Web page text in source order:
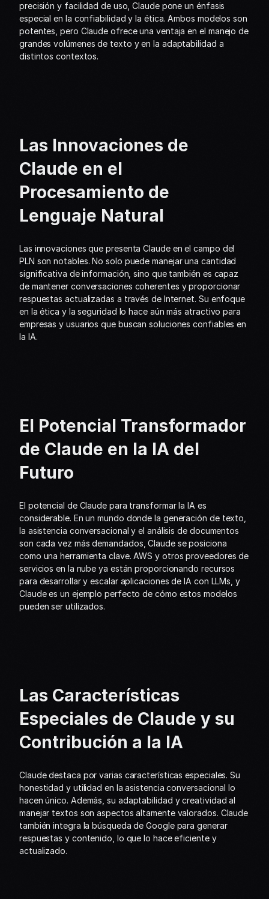
precisión y facilidad de uso, Claude pone un énfasis
especial en la confiabilidad y la ética. Ambos modelos son
potentes, pero Claude ofrece una ventaja en el manejo de
grandes volúmenes de texto y en la adaptabilidad a
distintos contextos.
Las Innovaciones de
Claude en el
Procesamiento de
Lenguaje Natural
Las innovaciones que presenta Claude en el campo del
PLN son notables. No solo puede manejar una cantidad
significativa de información, sino que también es capaz
de mantener conversaciones coherentes y proporcionar
respuestas actualizadas a través de Internet. Su enfoque
en la ética y la seguridad lo hace aún más atractivo para
empresas y usuarios que buscan soluciones confiables en
la IA.
El Potencial Transformador
de Claude en la IA del
Futuro
El potencial de Claude para transformar la IA es
considerable. En un mundo donde la generación de texto,
la asistencia conversacional y el análisis de documentos
son cada vez más demandados, Claude se posiciona
como una herramienta clave. AWS y otros proveedores de
servicios en la nube ya están proporcionando recursos
para desarrollar y escalar aplicaciones de IA con LLMs, y
Claude es un ejemplo perfecto de cómo estos modelos
pueden ser utilizados.
Las Características
Especiales de Claude y su
Contribución a la IA
Claude destaca por varias características especiales. Su
honestidad y utilidad en la asistencia conversacional lo
hacen único. Además, su adaptabilidad y creatividad al
manejar textos son aspectos altamente valorados. Claude
también integra la búsqueda de Google para generar
respuestas y contenido, lo que lo hace eficiente y
actualizado.